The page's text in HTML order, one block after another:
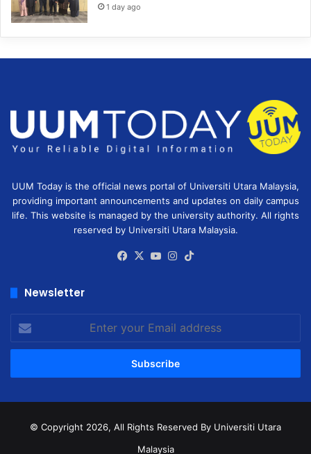
1 day ago
UUM Today is the official news portal of Universiti Utara Malaysia,
providing important announcements and updates on daily campus
life. This website is managed by the university authority. All rights
reserved by Universiti Utara Malaysia.
Facebook
X YouTubeInstagram
Newsletter
your
Email
© Copyright 2026, All Rights Reserved By Universiti Utara
Malaysia